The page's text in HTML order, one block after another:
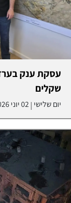
עסקת ענק
שקלים
יום שלישי |02 יוני 2026